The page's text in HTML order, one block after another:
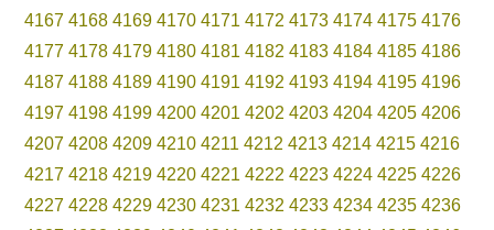
4167 4168 4169 4170 4171 4172 4173 4174 4175 4176
4177 4178 4179 4180 4181 4182 4183 4184 4185 4186
4187 4188 4189 4190 4191 4192 4193 4194 4195 4196
4197 4198 4199 4200 4201 4202 4203 4204 4205 4206
4207 4208 4209 4210 4211 4212 4213 4214 4215 4216
4217 4218 4219 4220 4221 4222 4223 4224 4225 4226
4227 4228 4229 4230 4231 4232 4233 4234 4235 4236